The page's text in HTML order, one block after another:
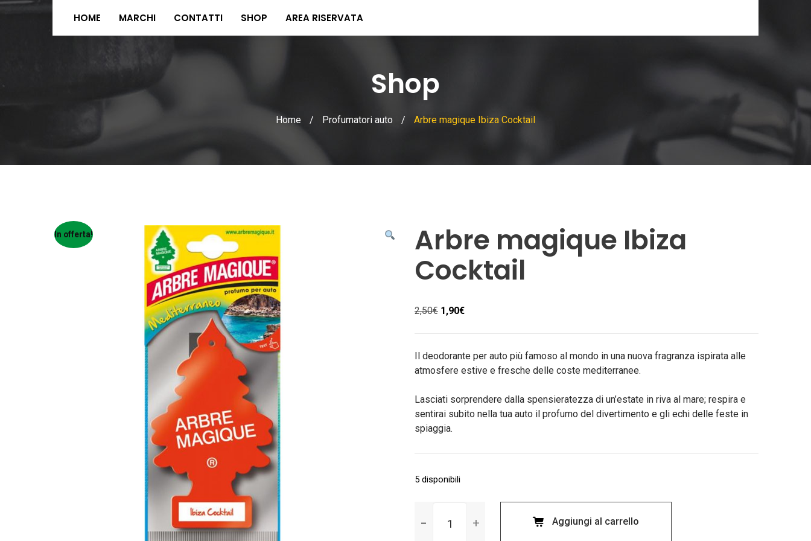
HOME MARCHI CONTATTI SHOP AREA RISERVATA
Shop
Home / Profumatori auto / Arbre magique Ibiza Cocktail
In offerta!
Arbre magique Ibiza
Cocktail
2,50€ Il
era:
2,50€.
1,90€Il
è:
1,90€.
Il deodorante per auto più famoso al mondo in una nuova fragranza ispirata alle
atmosfere estive e fresche delle coste mediterranee.
Lasciati sorprendere dalla spensieratezza di un’estate in riva al mare; respira e
sentirai subito nella tua auto il profumo del divertimento e gli echi delle feste in
spiaggia.
5 disponibili
magique
Aggiungi al carrello